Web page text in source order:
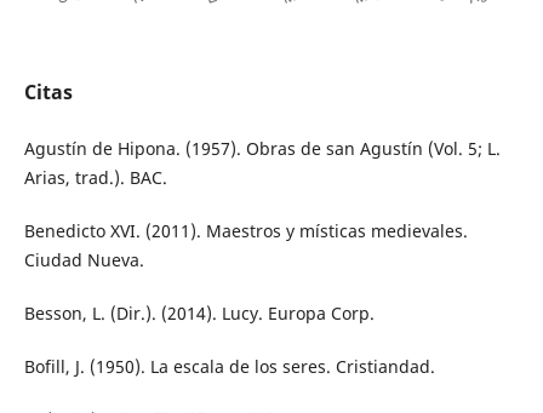
Citas
Agustín de Hipona. (1957). Obras de san Agustín (Vol. 5; L.
Arias, trad.). BAC.
Benedicto XVI. (2011). Maestros y místicas medievales.
Ciudad Nueva.
Besson, L. (Dir.). (2014). Lucy. Europa Corp.
Bofill, J. (1950). La escala de los seres. Cristiandad.